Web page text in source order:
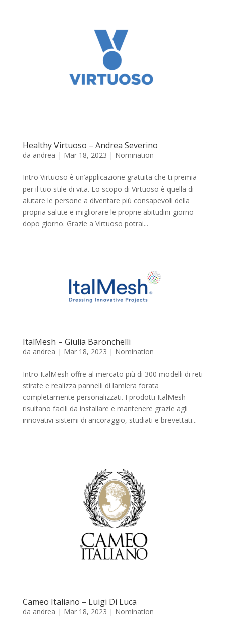
Healthy Virtuoso – Andrea Severino
da andrea | Mar 18, 2023 | Nomination
Intro Virtuoso è un’applicazione gratuita che ti premia
per il tuo stile di vita. Lo scopo di Virtuoso è quella di
aiutare le persone a diventare più consapevoli della
propria salute e migliorare le proprie abitudini giorno
dopo giorno. Grazie a Virtuoso potrai...
ItalMesh – Giulia Baronchelli
da andrea | Mar 18, 2023 | Nomination
Intro ItalMesh offre al mercato più di 300 modelli di reti
stirate e realizza pannelli di lamiera forata
completamente personalizzati. I prodotti ItalMesh
risultano facili da installare e mantenere grazie agli
innovativi sistemi di ancoraggio, studiati e brevettati...
Cameo Italiano – Luigi Di Luca
da andrea | Mar 18, 2023 | Nomination